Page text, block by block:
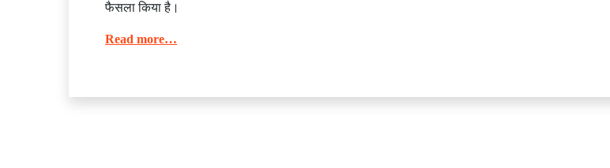
फैसला किया है।
Read more…